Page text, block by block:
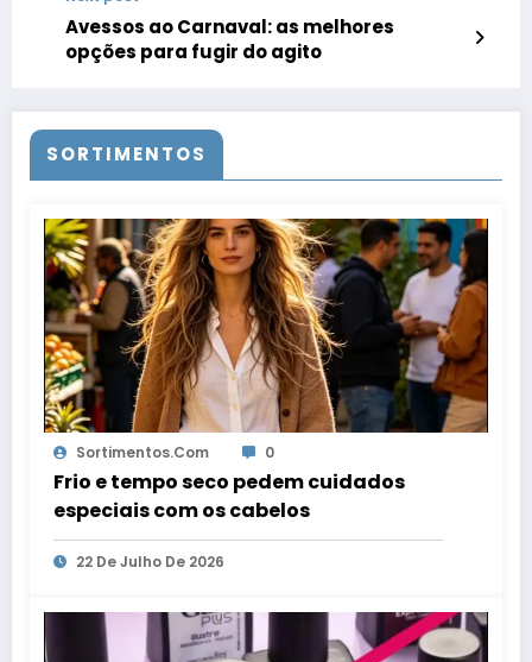
Avessos ao Carnaval: as melhores
opções para fugir do agito
SORTIMENTOS
Sortimentos.com 0
Frio e tempo seco pedem cuidados
especiais com os cabelos
22 De Julho De 2026